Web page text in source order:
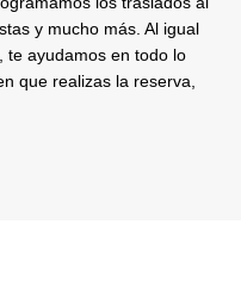
y mucho más. Al igual
te ayudamos en todo lo
que realizas la reserva,